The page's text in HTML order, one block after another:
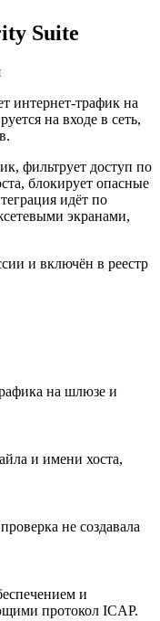
Suite
интернет-трафик на
на входе в сеть,
фильтрует доступ по
блокирует опасные
идёт по
экранами,
и включён в реестр
на шлюзе и
и имени хоста,
не создавала
и
протокол ICAP.